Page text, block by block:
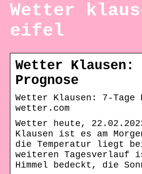
Wetter
eifel
Wetter Klausen:
Prognose
Wetter Klausen: 7-Tage
wetter.com
Wetter heute,
Klausen ist es am
die Temperatur liegt
weiteren Tagesverlauf
Himmel bedeckt, die